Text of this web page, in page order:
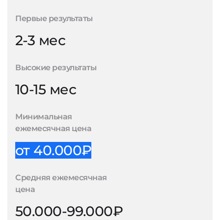
Первые результаты
2-3 мес
Высокие результаты
10-15 мес
Минимальная
ежемесячная цена
от 40.000₽
Средняя ежемесячная
цена
50.000-99.000₽